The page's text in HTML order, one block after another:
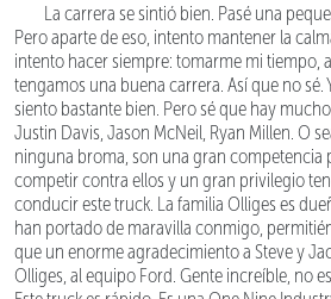
La carrera se sintió bien. Pasé una
Pero aparte de eso, intento mantener la
intento hacer siempre: tomarme mi tiempo,
tengamos una buena carrera. Así que no sé.
siento bastante bien. Pero sé que hay
Justin Davis, Jason McNeil, Ryan Millen. O
ninguna broma, son una gran competencia
competir contra ellos y un gran privilegio
conducir este truck. La familia Olliges es
han portado de maravilla conmigo,
que un enorme agradecimiento a Steve y
Olliges, al equipo Ford. Gente increíble, no